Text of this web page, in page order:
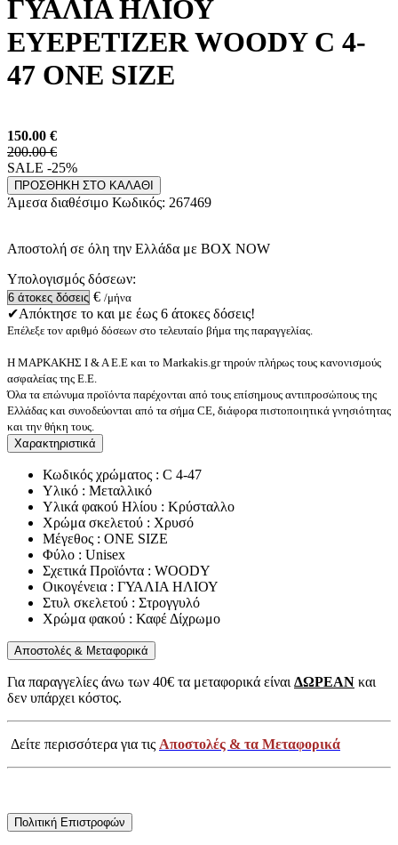
ΓΥΑΛΙΑ ΗΛΙΟΥ
EYEPETIZER WOODY C 4-
47 ONE SIZE
150.00 €
200.00 €
SALE -25%
ΠΡΟΣΘΗΚΗ ΣΤΟ ΚΑΛΑΘΙ
Άμεσα διαθέσιμο Κωδικός: 267469
Αποστολή σε όλη την Ελλάδα με BOX NOW
Υπολογισμός δόσεων:
€ /μήνα
✔Απόκτησε το και με έως 6 άτοκες δόσεις!
Επέλεξε τον αριθμό δόσεων στο τελευταίο βήμα της παραγγελίας.
Η ΜΑΡΚΑΚΗΣ Ι & Α Ε.Ε και το Markakis.gr τηρούν πλήρως τους κανονισμούς
ασφαλείας της Ε.Ε.
Όλα τα επώνυμα προϊόντα παρέχονται από τους επίσημους αντιπροσώπους της
Ελλάδας και συνοδεύονται από τα σήμα CE, διάφορα πιστοποιητικά γνησιότητας
και την θήκη τους.
Χαρακτηριστικά
Κωδικός χρώματος : C 4-47
Υλικό : Μεταλλικό
Υλικά φακού Ηλίου : Κρύσταλλο
Χρώμα σκελετού : Χρυσό
Μέγεθος : ONE SIZE
Φύλο : Unisex
Σχετικά Προϊόντα : WOODY
Οικογένεια : ΓΥΑΛΙΑ ΗΛΙΟΥ
Στυλ σκελετού : Στρογγυλό
Χρώμα φακού : Καφέ Δίχρωμο
Αποστολές & Μεταφορικά
Για παραγγελίες άνω των 40€ τα μεταφορικά είναιΔΩΡΕΑΝ και
δεν υπάρχει κόστος.
Δείτε περισσότερα για τις Αποστολές & τα Μεταφορικά
Πολιτική Επιστροφών